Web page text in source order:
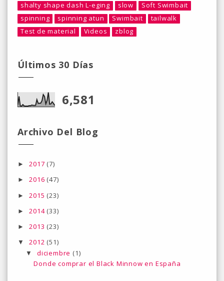
shalty shape dash L-eging
slow
Soft Swimbait
spinning
spinning atun Swimbait
tailwalk
Test de material
Videos zblog
Últimos 30 Días
6,581
Archivo Del Blog
►2017 (7)
►2016 (47)
►2015 (23)
►2014 (33)
►2013 (23)
▼2012 (51)
▼ diciembre (1)
Donde comprar el Black Minnow en España